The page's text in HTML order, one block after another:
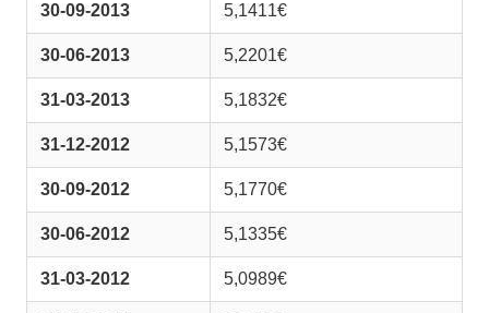
30-09-2013 5,1411€
30-06-2013 5,2201€
31-03-2013 5,1832€
31-12-2012 5,1573€
30-09-2012 5,1770€
30-06-2012 5,1335€
31-03-2012 5,0989€